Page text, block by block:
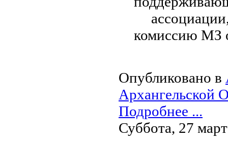
комиссию МЗ
Опубликовано в
Архангельской
Подробнее ...
Суббота, 27